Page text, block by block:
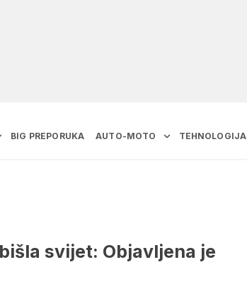
BIG PREPORUKA AUTO-MOTO TEHNOLOGIJA
svijet: Objavljena je